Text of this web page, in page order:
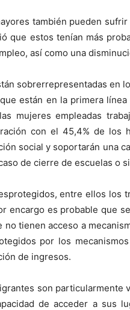
también pueden
que estos tenían más
así como una
sobrerrepresentadas en
están en la primera
mujeres empleadas
con el 45,4% de los
social y soportarán una
de cierre de escuelas o
entre ellos los
encargo es probable que
no tienen acceso a
por los
de ingresos.
son particularmente
de acceder a sus